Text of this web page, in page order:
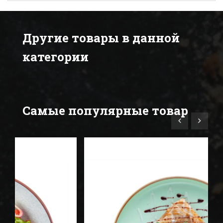
Другие товары в данной
категории
Самые популярные товар